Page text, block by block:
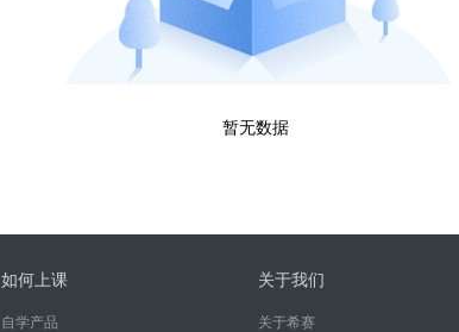
暂无数据
如何上课
自学产品
关于我们
关于希赛